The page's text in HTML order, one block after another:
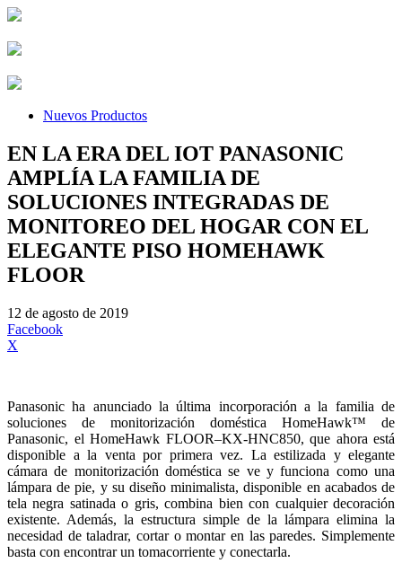
Nuevos Productos
EN LA ERA DEL IOT PANASONIC
AMPLÍA LA FAMILIA DE
SOLUCIONES INTEGRADAS DE
MONITOREO DEL HOGAR CON EL
ELEGANTE PISO HOMEHAWK
FLOOR
12 de agosto de 2019
Facebook
X
Panasonic ha anunciado la última incorporación a la familia de
soluciones de monitorización doméstica HomeHawk™ de
Panasonic, el HomeHawk FLOOR–KX-HNC850, que ahora está
disponible a la venta por primera vez. La estilizada y elegante
cámara de monitorización doméstica se ve y funciona como una
lámpara de pie, y su diseño minimalista, disponible en acabados de
tela negra satinada o gris, combina bien con cualquier decoración
existente. Además, la estructura simple de la lámpara elimina la
necesidad de taladrar, cortar o montar en las paredes. Simplemente
basta con encontrar un tomacorriente y conectarla.